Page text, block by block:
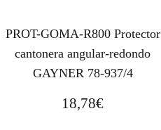
PROT-GOMA-R800 Protector
cantonera angular-redondo
GAYNER 78-937/4
18,78€